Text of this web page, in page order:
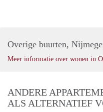
Overige buurten,
Meer informatie over wonen in
ANDERE
ALS ALTERNATIEF